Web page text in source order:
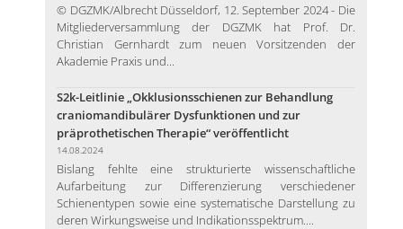
© DGZMK/Albrecht Düsseldorf, 12. September 2024 - Die
Mitgliederversammlung der DGZMK hat Prof. Dr.
Christian Gernhardt zum neuen Vorsitzenden der
Akademie Praxis und...
S2k-Leitlinie „Okklusionsschienen zur Behandlung
craniomandibulärer Dysfunktionen und zur
präprothetischen Therapie“ veröffentlicht
14.08.2024
Bislang fehlte eine strukturierte wissenschaftliche
Aufarbeitung zur Differenzierung verschiedener
Schienentypen sowie eine systematische Darstellung zu
deren Wirkungsweise und Indikationsspektrum....